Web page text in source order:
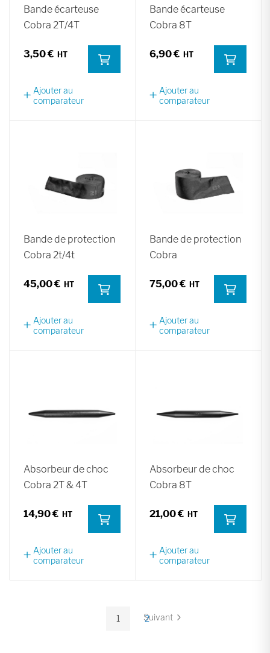
Bande écarteuse
Cobra 2T/4T
3,50 €
Ajouter au
comparateur
Bande écarteuse
Cobra 8T
6,90 €
Ajouter au
comparateur
Bande de protection
Cobra 2t/4t
45,00 €
Ajouter au
comparateur
Bande de protection
Cobra
75,00 €
Ajouter au
comparateur
Absorbeur de choc
Cobra 2T & 4T
14,90 €
Ajouter au
comparateur
Absorbeur de choc
Cobra 8T
21,00 €
Ajouter au
comparateur
Vous
1 Page
2 Page
Suivant